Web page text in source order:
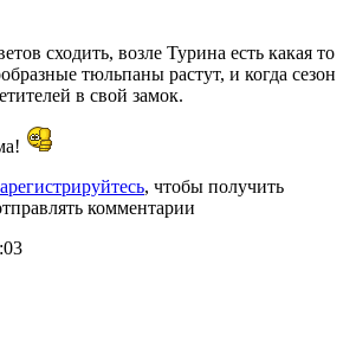
сходить, возле Турина есть какая то
тюльпаны растут, и когда сезон
в свой замок.
, чтобы получить
комментарии